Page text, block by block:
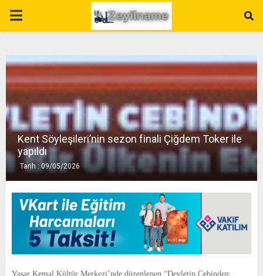
P
I
M
A
R
E
Kent Söyleşileri’nin sezon finali Çiğdem Toker ile
yapıldı
Tarih : 09/05/2026
Yaşar Kemal Kültür Merkezi’nde düzenlenen “Devletin Cebinden: